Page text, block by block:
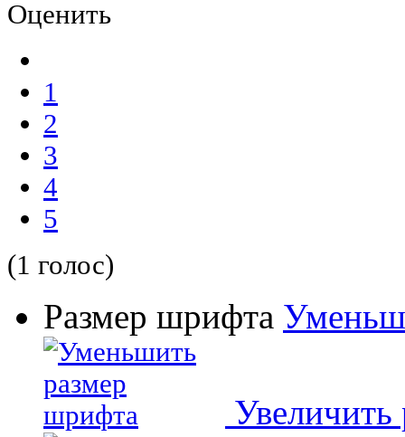
Оценить
1
2
3
4
5
(1 голос)
Размер шрифта